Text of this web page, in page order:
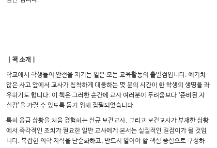
｜책 소개｜
학교에서 학생들의 안전을 지키는 일은 모든 교육활동의 출발점입니다. 예기치
않은 사고 앞에서 교사가 침착하게 대응하는 몇 분의 시간이 한 학생의 생명을 좌
우하기도 합니다. 이 책은 그러한 순간에 교사 여러분이 두려움보다 ‘준비된 자
신감’을 가질 수 있도록 돕기 위해 집필되었습니다.
특히 응급 상황을 처음 경험하는 신규 보건교사, 그리고 보건교사가 부재한 상황
에서 즉각적인 조치가 필요한 일반 교사에게 본서는 실질적인 길잡이가 될 것입
니다. 복잡한 의학 지식을 단순화하고, 반드시 알아야 할 핵심 중심으로 구성하